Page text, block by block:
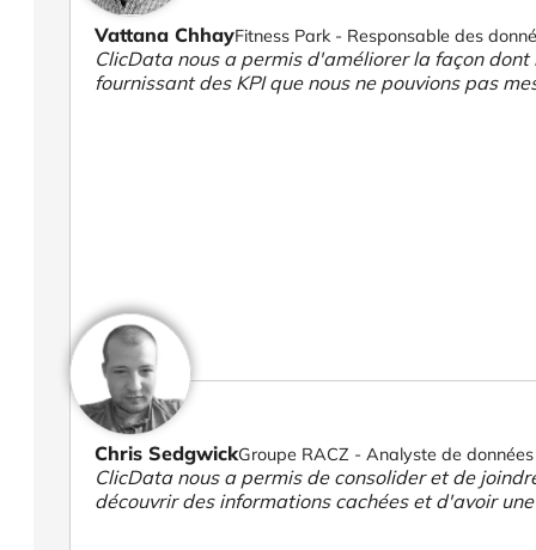
Vattana ChhayFitness Park - Responsable des
ClicData nous a permis d'améliorer la façon
fournissant des KPI que nous ne pouvions pas
Chris SedgwickGroupe RACZ - Analyste de données
ClicData nous a permis de consolider et de
découvrir des informations cachées et d'avoir